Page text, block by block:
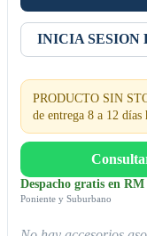
INICIA SESION
PRODUCTO SIN
de entrega 8 a 12 días
Despacho gratis en RM
Poniente y Suburbano